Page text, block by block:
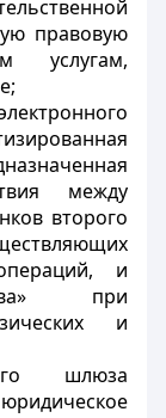
правовую
услугам,
между
второго
и
при
и
шлюза